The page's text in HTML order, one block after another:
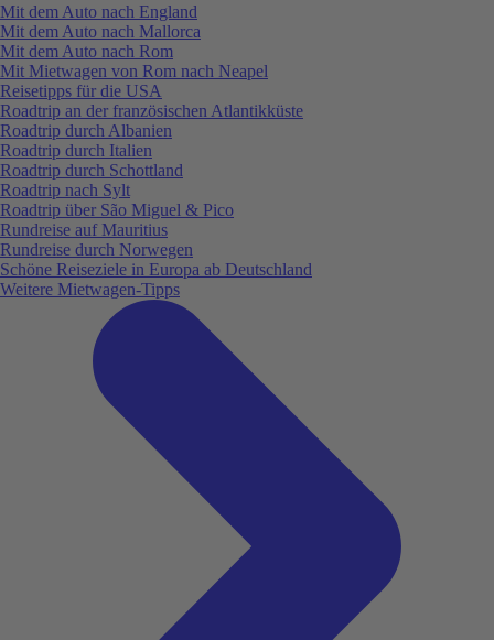
Mit dem Auto nach England
Mit dem Auto nach Mallorca
Mit dem Auto nach Rom
Mit Mietwagen von Rom nach Neapel
Reisetipps für die USA
Roadtrip an der französischen Atlantikküste
Roadtrip durch Albanien
Roadtrip durch Italien
Roadtrip durch Schottland
Roadtrip nach Sylt
Roadtrip über São Miguel & Pico
Rundreise auf Mauritius
Rundreise durch Norwegen
Schöne Reiseziele in Europa ab Deutschland
Weitere Mietwagen-Tipps